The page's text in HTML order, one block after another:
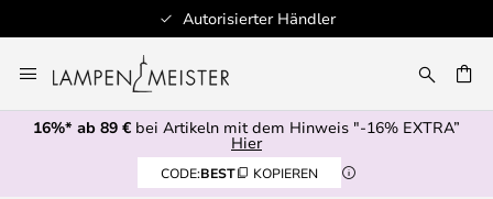
Autorisierter Händler
Inhalt
springen
16%* ab 89 € bei Artikeln mit dem Hinweis "-16% EXTRA”
Hier
CODE:BEST KOPIEREN